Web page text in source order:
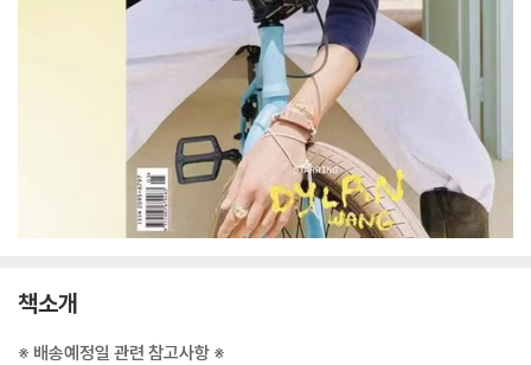
책소개
※ 배송예정일 관련 참고사항 ※